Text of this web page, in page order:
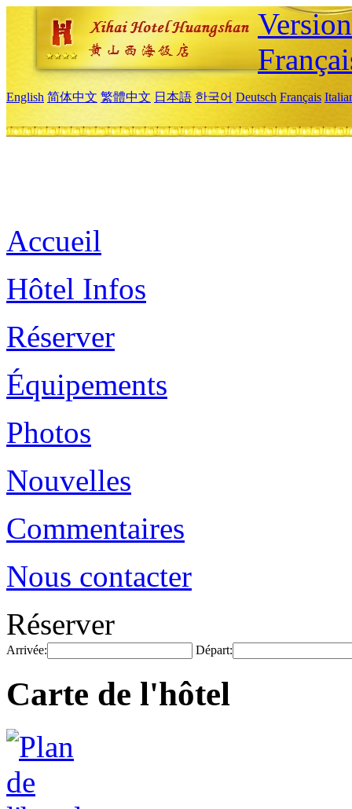
English 简体中文 繁體中文 日本語 한국어 Deutsch Français
Accueil
Hôtel Infos
Réserver
Équipements
Photos
Nouvelles
Commentaires
Nous contacter
Réserver
Arrivée: Départ:
Carte de l'hôtel